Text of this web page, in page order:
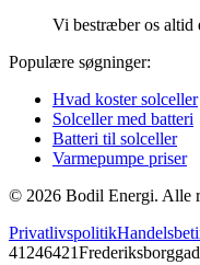
Vi bestræber os altid
Populære søgninger:
Hvad koster solceller
Solceller med batteri
Batteri til solceller
Varmepumpe priser
© 2026 Bodil Energi. Alle
Privatlivspolitik
41246421